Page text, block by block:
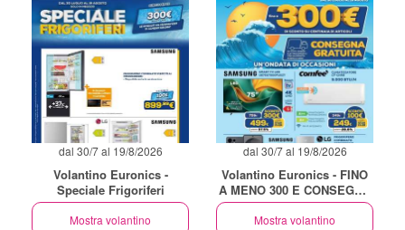
dal 30/7 al 19/8/2026
Volantino Euronics -
Speciale Frigoriferi
Mostra volantino
dal 30/7 al 19/8/2026
Volantino Euronics - FINO
A MENO 300 E CONSEGNA
GRATUITA GRANDI
ELETTRODOMESTICI
Mostra volantino